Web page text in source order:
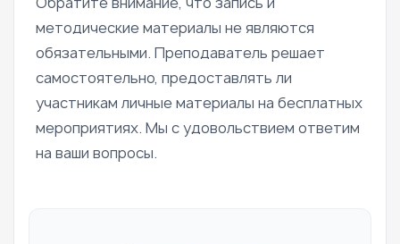
методические материалы не являются
обязательными. Преподаватель решает
самостоятельно, предоставлять ли
участникам личные материалы на бесплатных
мероприятиях. Мы с удовольствием ответим
на ваши вопросы.